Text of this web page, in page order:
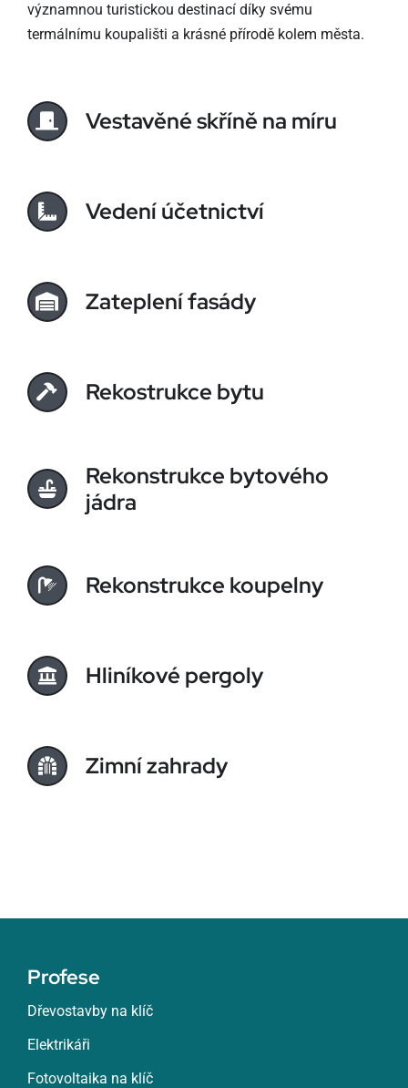
významnou turistickou destinací díky svému
termálnímu koupališti a krásné přírodě kolem města.
Vestavěné skříně na míru
Vedení účetnictví
Zateplení fasády
Rekostrukce bytu
Rekonstrukce bytového
jádra
Rekonstrukce koupelny
Hliníkové pergoly
Zimní zahrady
Profese
Dřevostavby na klíč
Elektrikáři
Fotovoltaika na klíč